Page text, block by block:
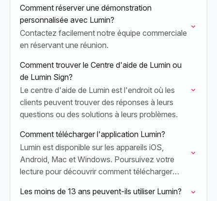
Comment réserver une démonstration
personnalisée avec Lumin?
Contactez facilement notre équipe commerciale
en réservant une réunion.
Comment trouver le Centre d'aide de Lumin ou
de Lumin Sign?
Le centre d'aide de Lumin est l'endroit où les
clients peuvent trouver des réponses à leurs
questions ou des solutions à leurs problèmes.
Comment télécharger l'application Lumin?
Lumin est disponible sur les appareils iOS,
Android, Mac et Windows. Poursuivez votre
lecture pour découvrir comment télécharger
abonnement.
Les moins de 13 ans peuvent-ils utiliser Lumin?